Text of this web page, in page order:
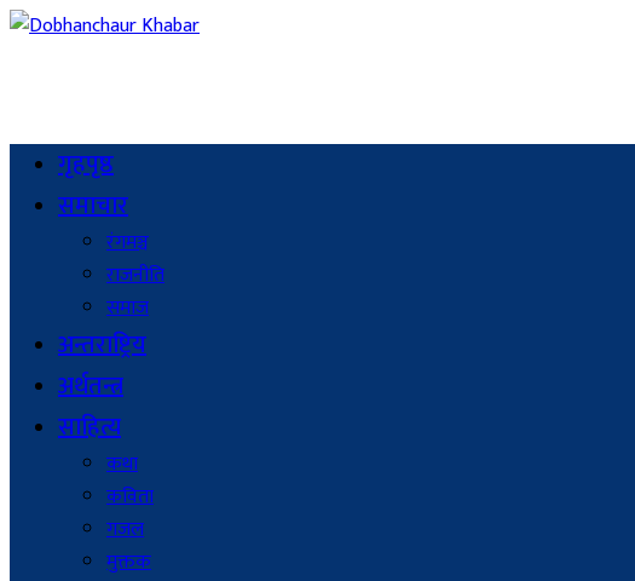
गृहपृष्ठ
समाचार
रंगमञ्च
राजनीति
समाज
अन्तराष्ट्रिय
अर्थतन्त्र
साहित्य
कथा
कविता
गजल
मुक्तक